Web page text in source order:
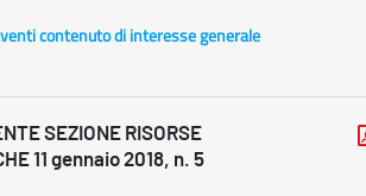
contenuto di interesse generale
SEZIONE RISORSE
11 gennaio 2018, n. 5